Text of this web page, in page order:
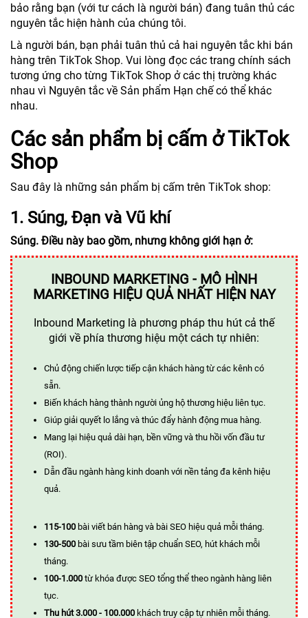
bảo rằng bạn (với tư cách là người bán) đang tuân thủ các
nguyên tắc hiện hành của chúng tôi.
Là người bán, bạn phải tuân thủ cả hai nguyên tắc khi bán
hàng trên TikTok Shop. Vui lòng đọc các trang chính sách
tương ứng cho từng TikTok Shop ở các thị trường khác
nhau vì Nguyên tắc về Sản phẩm Hạn chế có thể khác
nhau.
Các sản phẩm bị cấm ở TikTok
Shop
Sau đây là những sản phẩm bị cấm trên TikTok shop:
1. Súng, Đạn và Vũ khí
Súng. Điều này bao gồm, nhưng không giới hạn ở:
INBOUND MARKETING - MÔ HÌNH
MARKETING HIỆU QUẢ NHẤT HIỆN NAY
Inbound Marketing là phương pháp thu hút cả thế
giới về phía thương hiệu một cách tự nhiên:
Chủ động chiến lược tiếp cận khách hàng từ các kênh có
sẵn.
Biến khách hàng thành người ủng hộ thương hiệu liên tục.
Giúp giải quyết lo lắng và thúc đẩy hành động mua hàng.
Mang lại hiệu quả dài hạn, bền vững và thu hồi vốn đầu tư
(ROI).
Dẫn đầu ngành hàng kinh doanh với nền tảng đa kênh hiệu
quả.
115-100 bài viết bán hàng và bài SEO hiệu quả mỗi tháng.
130-500 bài sưu tầm biên tập chuẩn SEO, hút khách mỗi
tháng.
100-1.000 từ khóa được SEO tổng thể theo ngành hàng liên
tục.
Thu hút 3.000 - 100.000 khách truy cập tự nhiên mỗi tháng.